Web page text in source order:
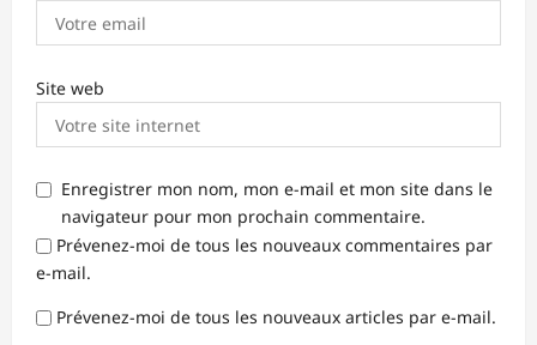
Site web
Enregistrer mon nom, mon e-mail et mon site dans le
navigateur pour mon prochain commentaire.
Prévenez-moi de tous les nouveaux commentaires par
e-mail.
Prévenez-moi de tous les nouveaux articles par e-mail.